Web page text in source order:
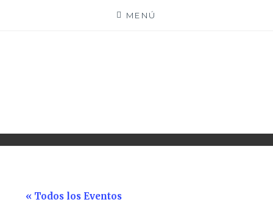
MENÚ
« Todos los Eventos